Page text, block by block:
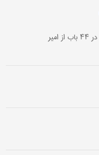
قابوسْ‌نامه‌، پند‌نامه‌ای (تألیف: ۴۷۵ ق/ ۱۰۸۲ م) در ۴۴ باب از امیر